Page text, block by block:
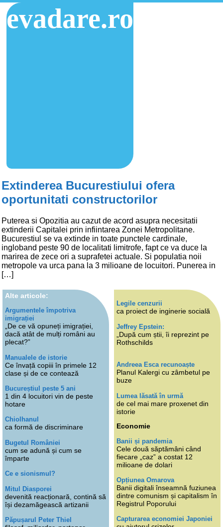
evadare.ro
Extinderea Bucurestiului ofera
oportunitati constructorilor
Puterea si Opozitia au cazut de acord asupra necesitatii
extinderii Capitalei prin infiintarea Zonei Metropolitane.
Bucurestiul se va extinde in toate punctele cardinale,
ingloband peste 90 de localitati limitrofe, fapt ce va duce la
marirea de zece ori a suprafetei actuale. Si populatia noii
metropole va urca pana la 3 milioane de locuitori. Punerea in
[…]
Alte articole:
Argumentele împotriva
imigrației
„De ce vă opuneți imigrației,
dacă atât de mulți români au
plecat?”
Manualele de istorie
Ce învață copiii în primele 12
clase și de ce contează
Bucureștiul peste 5 ani
1 din 4 locuitori vin de peste
hotare
Chiolhanul
ca formă de discriminare
Bugetul României
cum se adună și cum se
împarte
Ce e sionismul?
Mitul Diasporei
devenită reacționară, contină să
își dezamăgească artizanii
Păpușarul Peter Thiel
Legile cenzurii
ca proiect de inginerie socială
Jeffrey Epstein:
„După cum știi, îi reprezint pe
Rothschilds
Andreea Esca recunoaște
Planul Kalergi cu zâmbetul pe
buze
Lumea lăsată în urmă
de cel mai mare proxenet din
istorie
Economie
Banii și pandemia
Cele două săptămâni când
fiecare „caz” a costat 12
milioane de dolari
Opțiunea Omarova
Banii digitali înseamnă fuziunea
dintre comunism și capitalism în
Registrul Poporului
Capturarea economiei Japoniei